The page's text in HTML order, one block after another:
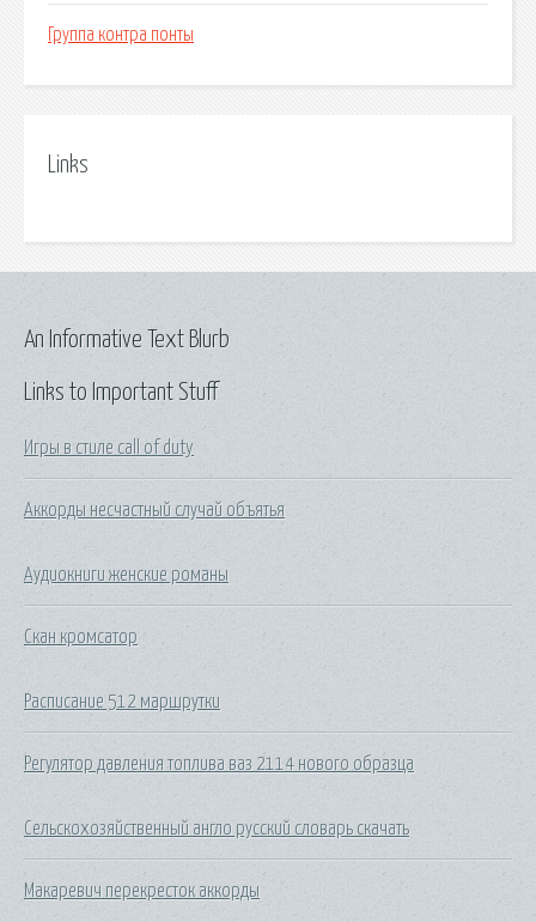
Группа контра понты
Links
Links to Important Stuff
Игры в стиле call of duty
Аккорды несчастный случай объятья
Аудиокниги женские романы
Скан кромсатор
Расписание 512 маршрутки
Регулятор давления топлива ваз 2114 нового образца
Сельскохозяйственный англо русский словарь скачать
Макаревич перекресток аккорды
An Informative Text Blurb